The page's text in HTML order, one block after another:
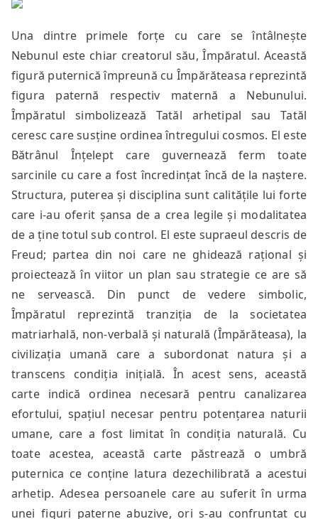
Una dintre primele forțe cu care se întâlnește
Nebunul este chiar creatorul său, Împăratul. Această
figură puternică împreună cu Împărăteasa reprezintă
figura paternă respectiv maternă a Nebunului.
Împăratul simbolizează Tatăl arhetipal sau Tatăl
ceresc care susține ordinea întregului cosmos. El este
Bătrânul Înțelept care guvernează ferm toate
sarcinile cu care a fost încredințat încă de la naștere.
Structura, puterea și disciplina sunt calitățile lui forte
care i-au oferit șansa de a crea legile și modalitatea
de a ține totul sub control. El este supraeul descris de
Freud; partea din noi care ne ghidează rațional și
proiectează în viitor un plan sau strategie ce are să
ne servească. Din punct de vedere simbolic,
Împăratul reprezintă tranziția de la societatea
matriarhală, non-verbală și naturală (Împărăteasa), la
civilizația umană care a subordonat natura și a
transcens condiția inițială. În acest sens, această
carte indică ordinea necesară pentru canalizarea
efortului, spațiul necesar pentru potențarea naturii
umane, care a fost limitat în condiția naturală. Cu
toate acestea, această carte păstrează o umbră
puternica ce conține latura dezechilibrată a acestui
arhetip. Adesea persoanele care au suferit în urma
unei figuri paterne abuzive, ori s-au confruntat cu